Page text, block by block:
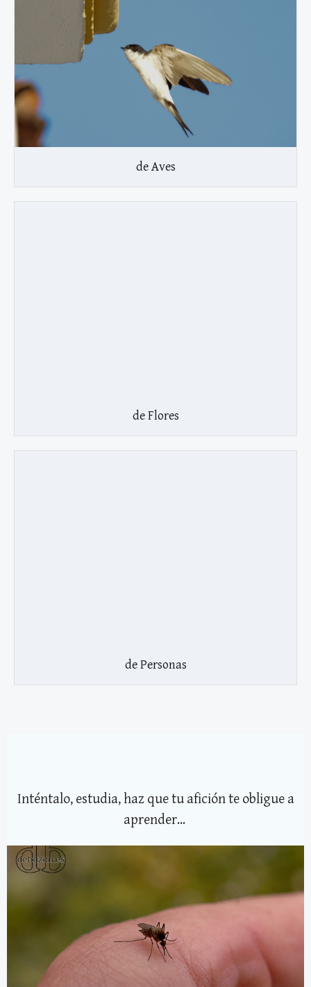
de Aves
de Flores
de Personas
Inténtalo, estudia, haz que tu afición te obligue a
aprender...